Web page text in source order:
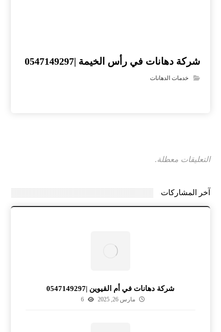
شركة دهانات في رأس الخيمة |0547149297
خدمات الدهانات
التعليقات معطلة.
آخر المشاركات
شركة دهانات في أم القيوين |0547149297
مارس 26, 2025 6